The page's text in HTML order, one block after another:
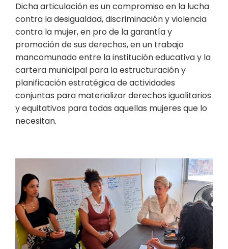
Dicha articulación es un compromiso en la lucha
contra la desigualdad, discriminación y violencia
contra la mujer, en pro de la garantía y
promoción de sus derechos, en un trabajo
mancomunado entre la institución educativa y la
cartera municipal para la estructuración y
planificación estratégica de actividades
conjuntas para materializar derechos igualitarios
y equitativos para todas aquellas mujeres que lo
necesitan.